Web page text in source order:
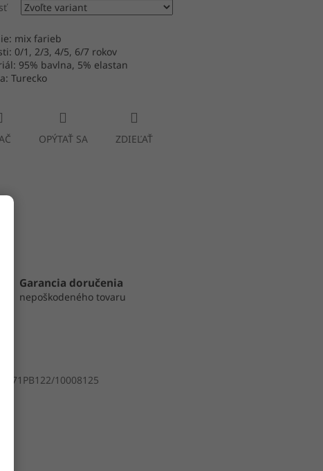
mix farieb
0/1, 2/3, 4/5, 6/7 rokov
95% bavlna, 5% elastan
Turecko
OPÝTAŤ SA ZDIEĽAŤ
Garancia doručenia
nepoškodeného tovaru
4171PB122/10008125